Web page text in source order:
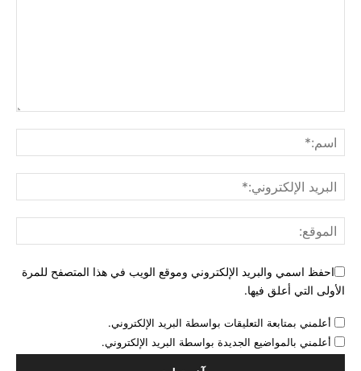
احفظ اسمي والبريد الإلكتروني وموقع الويب في هذا المتصفح للمرة
الأولى التي أعلق فيها.
أعلمني بمتابعة التعليقات بواسطة البريد الإلكتروني.
أعلمني بالمواضيع الجديدة بواسطة البريد الإلكتروني.